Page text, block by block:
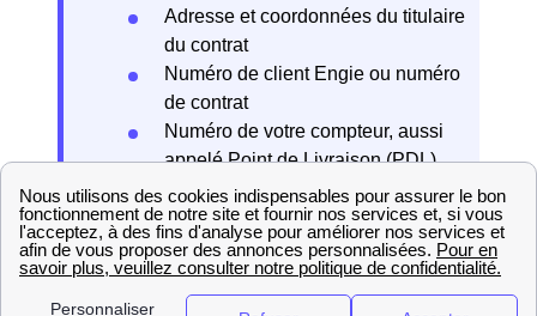
Adresse et coordonnées du titulaire
du contrat
Numéro de client Engie ou numéro
de contrat
Numéro de votre compteur, aussi
appelé Point de Livraison (PDL)
pour l’électricité ou Point de
Comptage et Estimation (PCE) pour
le gaz
Date de résiliation souhaitée
Relevé de compteur (facultatif si